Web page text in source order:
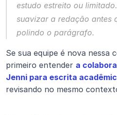
estudo estreito ou
suavizar a redação antes
polindo o parágrafo.
Se sua equipe é nova nessa
primeiro entender a
Jenni para escrita
revisando no mesmo